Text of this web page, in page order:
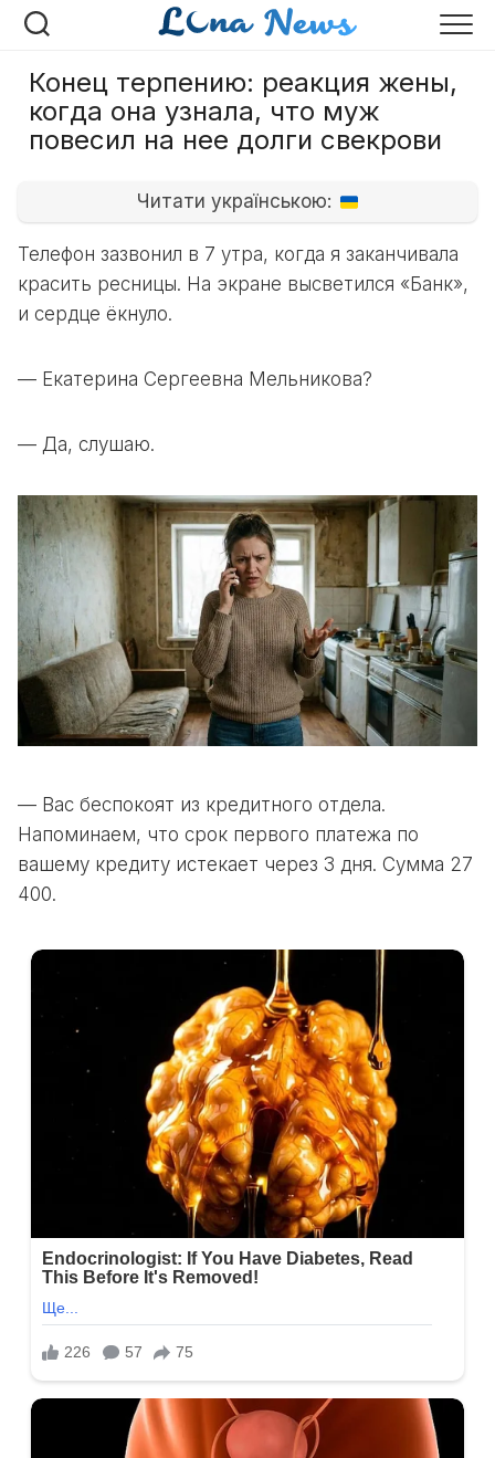
Перейти
Конец терпению: реакция жены,
когда она узнала, что муж
повесил на нее долги свекрови
Читати українською:
Телефон зазвонил в 7 утра, когда я заканчивала
красить ресницы. На экране высветился «Банк»,
и сердце ёкнуло.
— Екатерина Сергеевна Мельникова?
— Да, слушаю.
— Вас беспокоят из кредитного отдела.
Напоминаем, что срок первого платежа по
вашему кредиту истекает через 3 дня. Сумма 27
400.